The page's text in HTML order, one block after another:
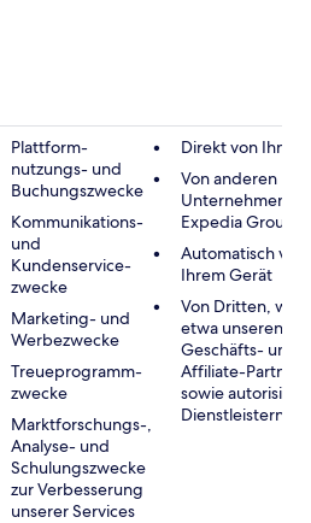
Plattform-
nutzungs- und
Buchungszwecke
Kommunikations-
und
Kundenservice-
zwecke
Marketing- und
Werbezwecke
Treueprogramm-
zwecke
Marktforschungs-,
Analyse- und
Schulungszwecke
zur Verbesserung
unserer Services
Direkt von Ihnen
Von anderen
Unternehmen
Expedia Group
Automatisch von
Ihrem Gerät
Von Dritten, wie
etwa unseren
Geschäfts- und
Affiliate-Partnern
sowie
Dienstleistern